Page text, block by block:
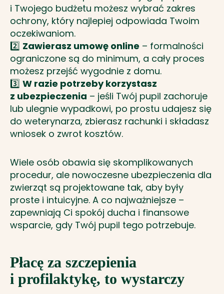
i Twojego budżetu możesz wybrać zakres
ochrony, który najlepiej odpowiada Twoim
oczekiwaniom.
2️⃣ Zawierasz umowę online – formalności
ograniczone są do minimum, a cały proces
możesz przejść wygodnie z domu.
3️⃣ W razie potrzeby korzystasz
z ubezpieczenia – jeśli Twój pupil zachoruje
lub ulegnie wypadkowi, po prostu udajesz się
do weterynarza, zbierasz rachunki i składasz
wniosek o zwrot kosztów.
Wiele osób obawia się skomplikowanych
procedur, ale nowoczesne ubezpieczenia dla
zwierząt są projektowane tak, aby były
proste i intuicyjne. A co najważniejsze –
zapewniają Ci spokój ducha i finansowe
wsparcie, gdy Twój pupil tego potrzebuje.
Płacę za szczepienia
i profilaktykę, to wystarczy